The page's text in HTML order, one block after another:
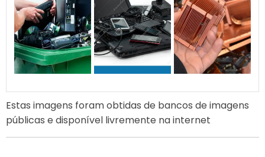
Estas imagens foram obtidas de bancos de imagens
públicas e disponível livremente na internet